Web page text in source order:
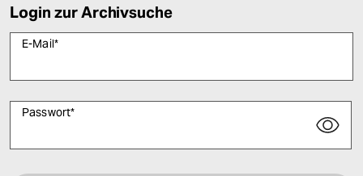
Login zur Archivsuche
E-Mail*
Passwort*